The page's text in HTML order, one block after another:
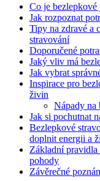
Co je
Jak rozpoznat
Tipy na zdravé a
stravování
Doporučené
Jaký vliv má
Jak vybrat
Inspirace pro
živin
Nápady na
Jak si pochutnat
Bezlepkové
doplnit energii a
Základní pravidla
pohody
Závěrečné